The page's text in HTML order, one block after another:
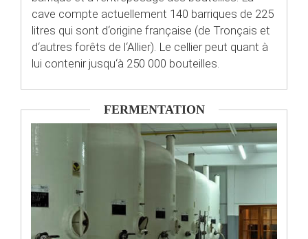
cave compte actuellement 140 barriques de 225
litres qui sont d‘origine française (de Tronçais et
d‘autres forêts de l‘Allier). Le cellier peut quant à
lui contenir jusqu‘à 250 000 bouteilles.
FERMENTATION